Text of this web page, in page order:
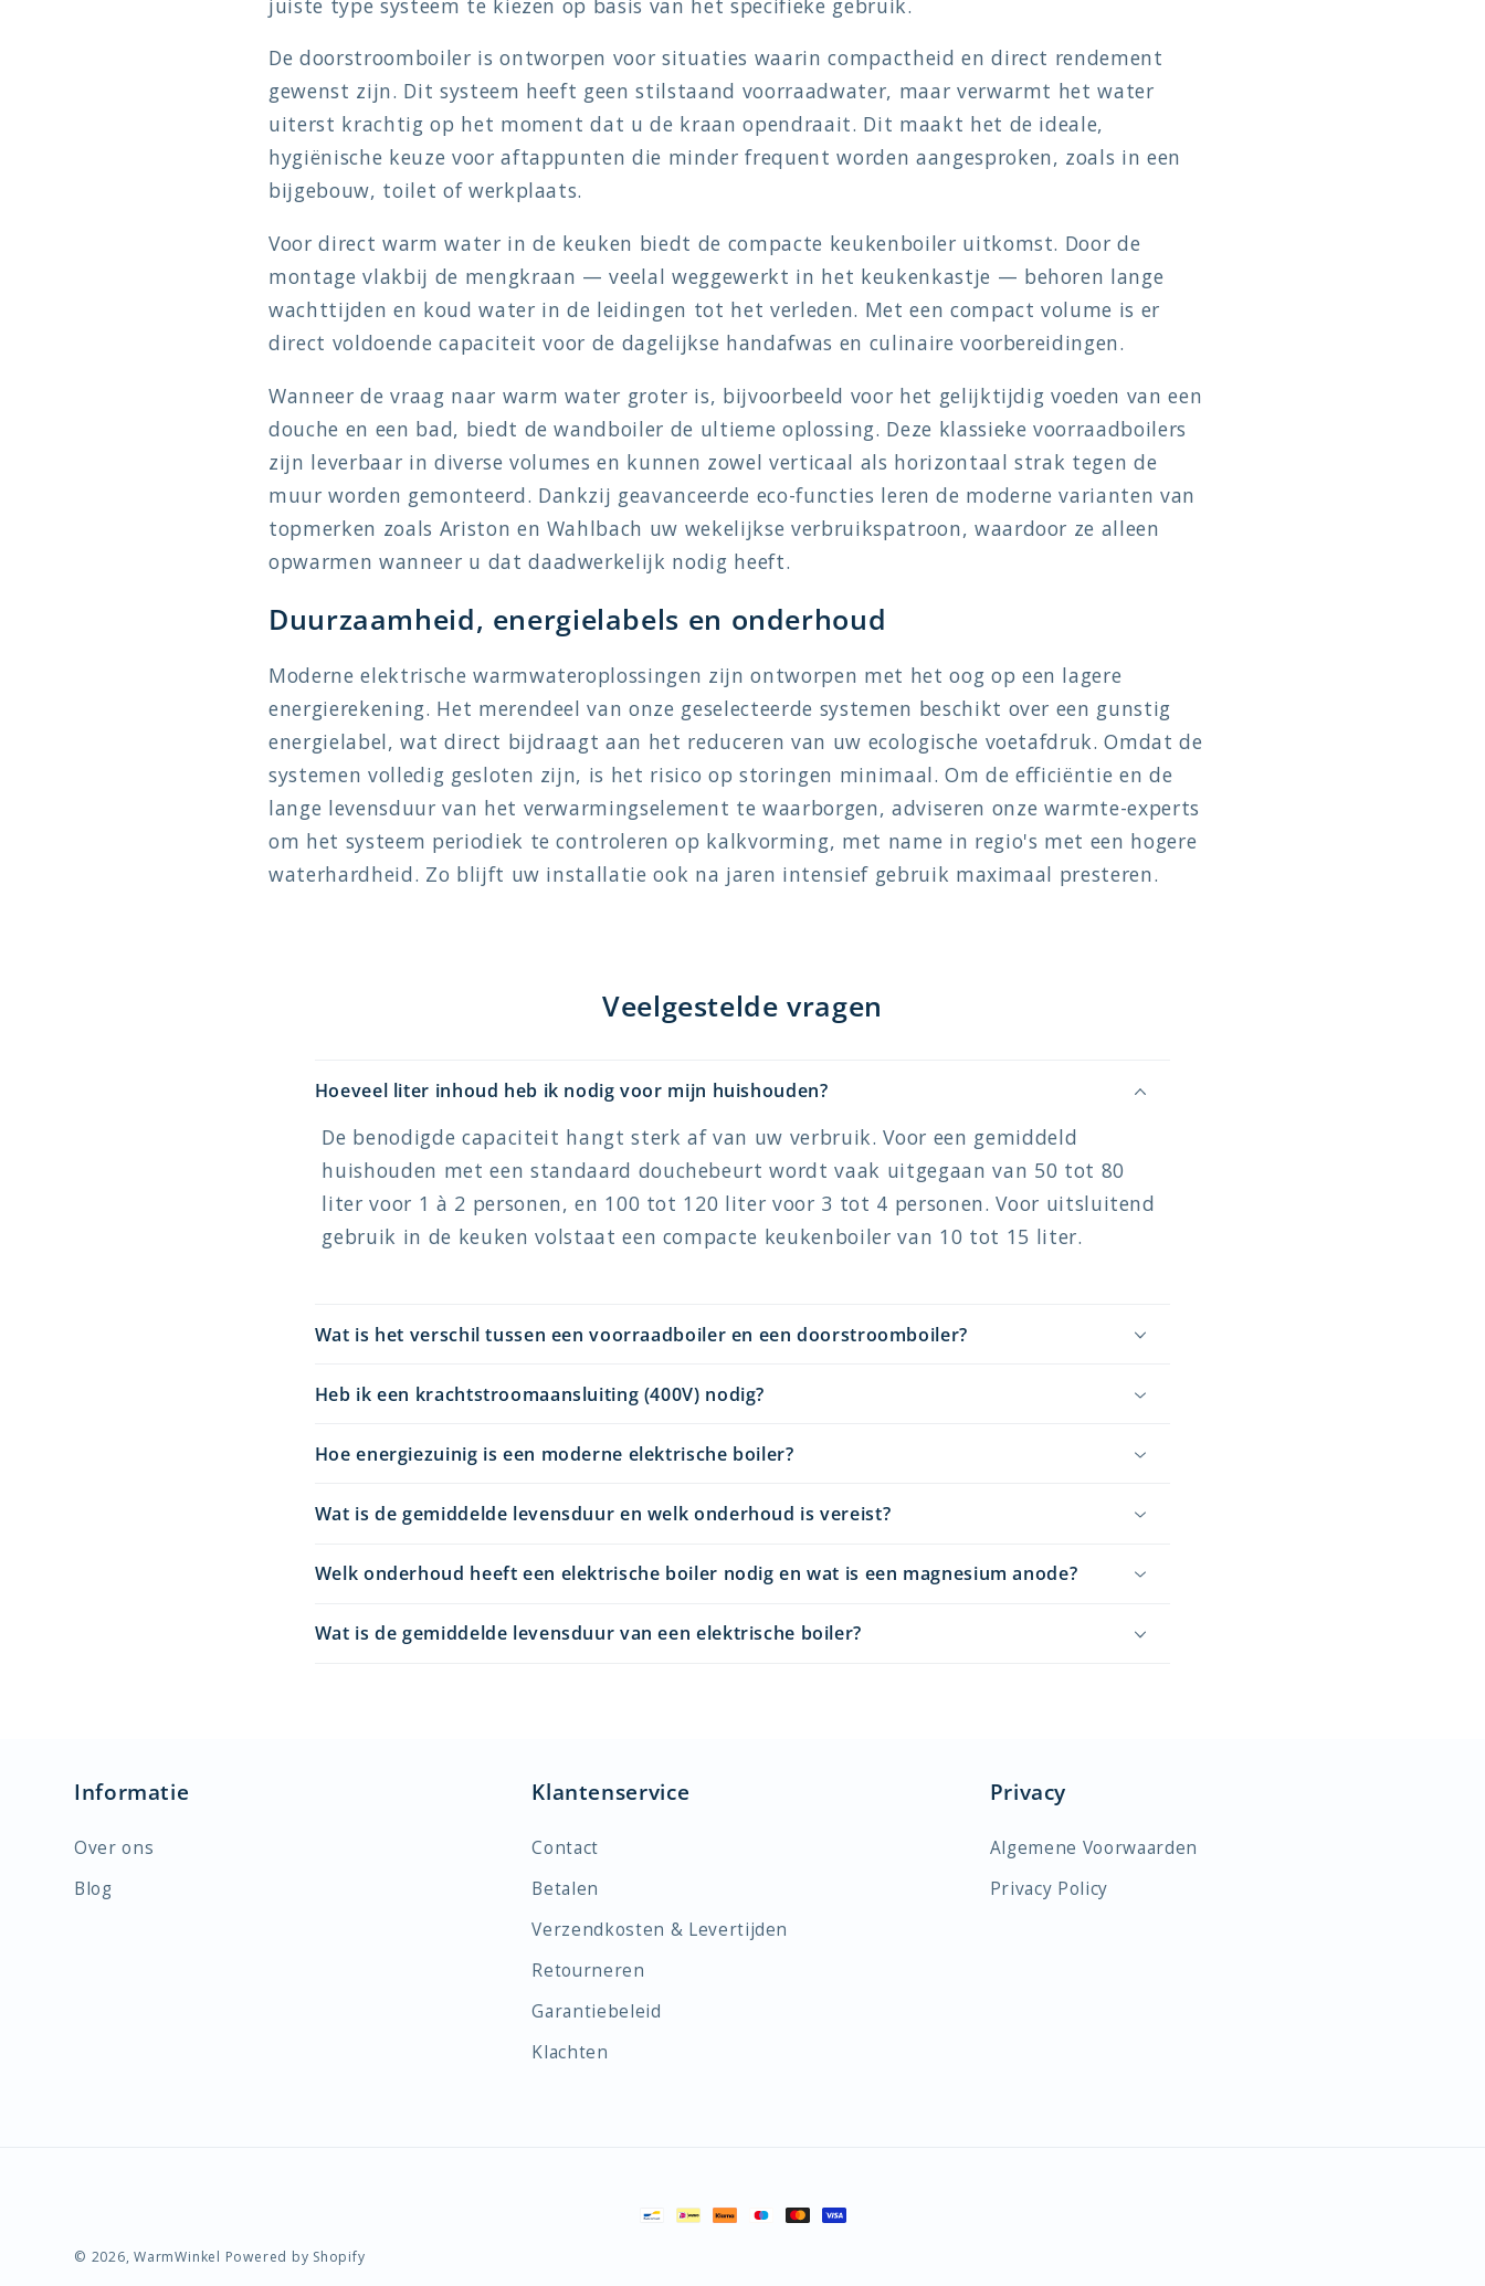
juiste type systeem te kiezen op basis van het specifieke gebruik.
De doorstroomboiler is ontworpen voor situaties waarin compactheid en direct rendement
gewenst zijn. Dit systeem heeft geen stilstaand voorraadwater, maar verwarmt het water
uiterst krachtig op het moment dat u de kraan opendraait. Dit maakt het de ideale,
hygiënische keuze voor aftappunten die minder frequent worden aangesproken, zoals in een
bijgebouw, toilet of werkplaats.
Voor direct warm water in de keuken biedt de compacte keukenboiler uitkomst. Door de
montage vlakbij de mengkraan — veelal weggewerkt in het keukenkastje — behoren lange
wachttijden en koud water in de leidingen tot het verleden. Met een compact volume is er
direct voldoende capaciteit voor de dagelijkse handafwas en culinaire voorbereidingen.
Wanneer de vraag naar warm water groter is, bijvoorbeeld voor het gelijktijdig voeden van een
douche en een bad, biedt de wandboiler de ultieme oplossing. Deze klassieke voorraadboilers
zijn leverbaar in diverse volumes en kunnen zowel verticaal als horizontaal strak tegen de
muur worden gemonteerd. Dankzij geavanceerde eco-functies leren de moderne varianten van
topmerken zoals Ariston en Wahlbach uw wekelijkse verbruikspatroon, waardoor ze alleen
opwarmen wanneer u dat daadwerkelijk nodig heeft.
Duurzaamheid, energielabels en onderhoud
Moderne elektrische warmwateroplossingen zijn ontworpen met het oog op een lagere
energierekening. Het merendeel van onze geselecteerde systemen beschikt over een gunstig
energielabel, wat direct bijdraagt aan het reduceren van uw ecologische voetafdruk. Omdat de
systemen volledig gesloten zijn, is het risico op storingen minimaal. Om de efficiëntie en de
lange levensduur van het verwarmingselement te waarborgen, adviseren onze warmte-experts
om het systeem periodiek te controleren op kalkvorming, met name in regio's met een hogere
waterhardheid. Zo blijft uw installatie ook na jaren intensief gebruik maximaal presteren.
Veelgestelde vragen
Hoeveel liter inhoud heb ik nodig voor mijn huishouden?
De benodigde capaciteit hangt sterk af van uw verbruik. Voor een gemiddeld
huishouden met een standaard douchebeurt wordt vaak uitgegaan van 50 tot 80
liter voor 1 à 2 personen, en 100 tot 120 liter voor 3 tot 4 personen. Voor uitsluitend
gebruik in de keuken volstaat een compacte keukenboiler van 10 tot 15 liter.
Wat is het verschil tussen een voorraadboiler en een doorstroomboiler?
Heb ik een krachtstroomaansluiting (400V) nodig?
Hoe energiezuinig is een moderne elektrische boiler?
Wat is de gemiddelde levensduur en welk onderhoud is vereist?
Welk onderhoud heeft een elektrische boiler nodig en wat is een magnesium anode?
Wat is de gemiddelde levensduur van een elektrische boiler?
Informatie
Over ons
Blog
Klantenservice
Contact
Betalen
Verzendkosten & Levertijden
Retourneren
Garantiebeleid
Klachten
Privacy
Algemene Voorwaarden
Privacy Policy
Betaalmethoden
© 2026,WarmWinkel Powered by Shopify